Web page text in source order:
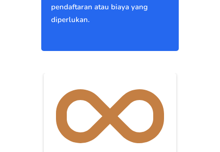
pendaftaran atau biaya yang
diperlukan.